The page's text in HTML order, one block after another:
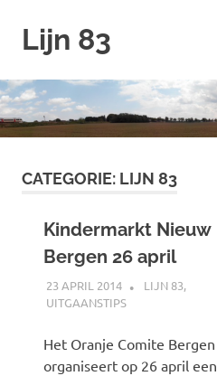
naar
inhoud
Lijn 83
CATEGORIE: LIJN 83
Kindermarkt Nieuw
Bergen 26 april
23 APRIL 2014 SPOORZOEKER
LIJN 83,
UITGAANSTIPS
Het Oranje Comite Bergen
organiseert op 26 april een